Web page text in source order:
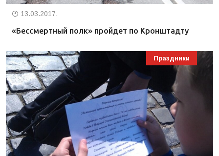
13.03.2017.
«Бессмертный полк» пройдет по Кронштадту
Праздники